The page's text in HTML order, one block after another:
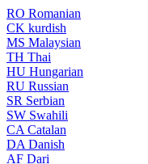
RO Romanian
CK kurdish
MS Malaysian
TH Thai
HU Hungarian
RU Russian
SR Serbian
SW Swahili
CA Catalan
DA Danish
AF Dari